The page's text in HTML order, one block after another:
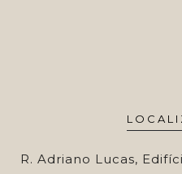
R. Adriano Lucas,